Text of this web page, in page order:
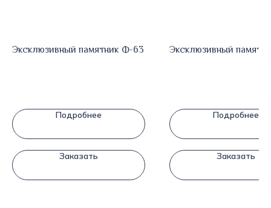
Эксклюзивный памятник Ф-63
Подробнее
Заказать
Эксклюзивный
Подробнее
Заказать